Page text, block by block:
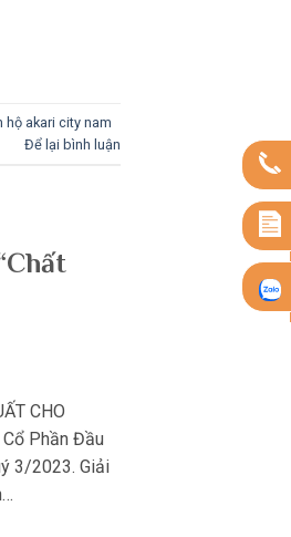
hộ akari city nam
Để lại bình luận
CHO
Phần Đầu
3/2023. Giải